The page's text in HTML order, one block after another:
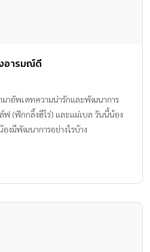
อารมณ์ดี
มาอัพเดทความน่ารักและพัฒนาการ
ฟ (ฟักกลิ้งฮีโร่) และแม่เบล วันนี้น้อง
งมีพัฒนาการอย่างไรบ้าง